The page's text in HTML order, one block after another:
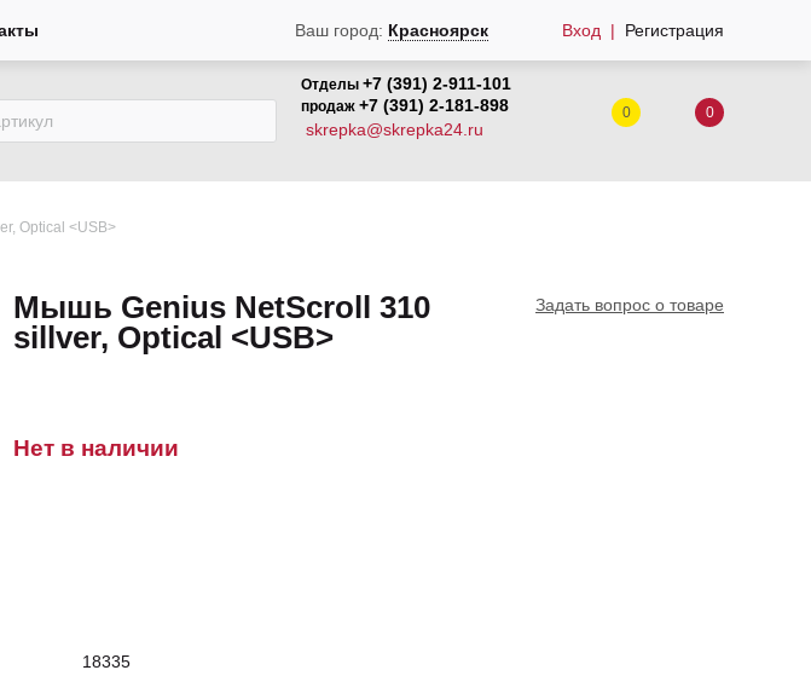
Ваш город: Красноярск Вход Регистрация
Отделы +7 (391) 2-911-101
продаж +7 (391) 2-181-898
skrepka@skrepka24.ru
0 0
Optical <USB>
Мышь Genius NetScroll 310
sillver, Optical <USB>
Задать вопрос о товаре
Нет в наличии
18335